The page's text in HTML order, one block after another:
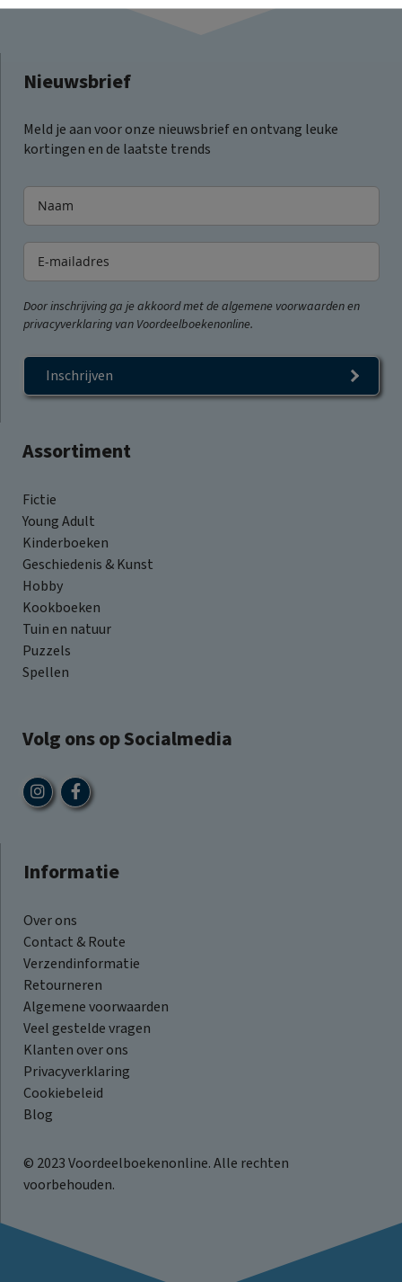
Assortiment
Fictie
Young Adult
Kinderboeken
Geschiedenis & Kunst
Hobby
Kookboeken
Tuin en natuur
Puzzels
Spellen
Volg ons op Socialmedia
Informatie
Over ons
Contact & Route
Verzendinformatie
Retourneren
Algemene voorwaarden
Veel gestelde vragen
Klanten over ons
Privacyverklaring
Cookiebeleid
Blog
© 2023 Voordeelboekenonline. Alle rechten
voorbehouden.
Nieuwsbrief
Meld je aan voor onze nieuwsbrief en ontvang leuke
kortingen en de laatste trends
Door inschrijving ga je akkoord met de algemene voorwaarden en
privacyverklaring van Voordeelboekenonline.
Inschrijven